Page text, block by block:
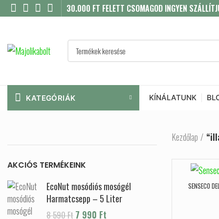
30.000 FT FELETT CSOMAGOD INGYEN
KATEGÓRIÁK KÍNÁLATUNK
AKCIÓS TERMÉKEINK
EcoNut mosódiós mosógél
Harmatcsepp – 5 Liter
8 590Ft Original price was: 8 590 Ft.
7 990 Ft
Kezdőlap
SENSECO